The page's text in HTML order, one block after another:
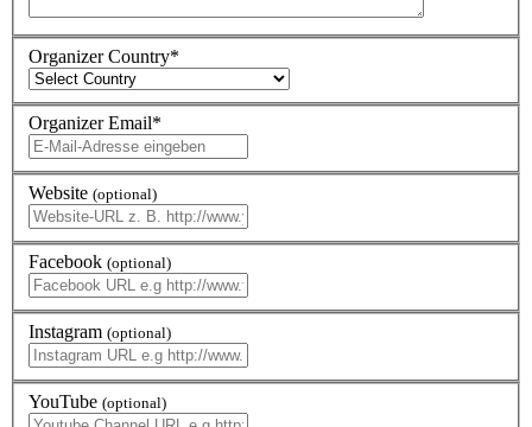
Organizer Country*
Organizer Email*
Website (optional)
Facebook (optional)
Instagram (optional)
YouTube (optional)